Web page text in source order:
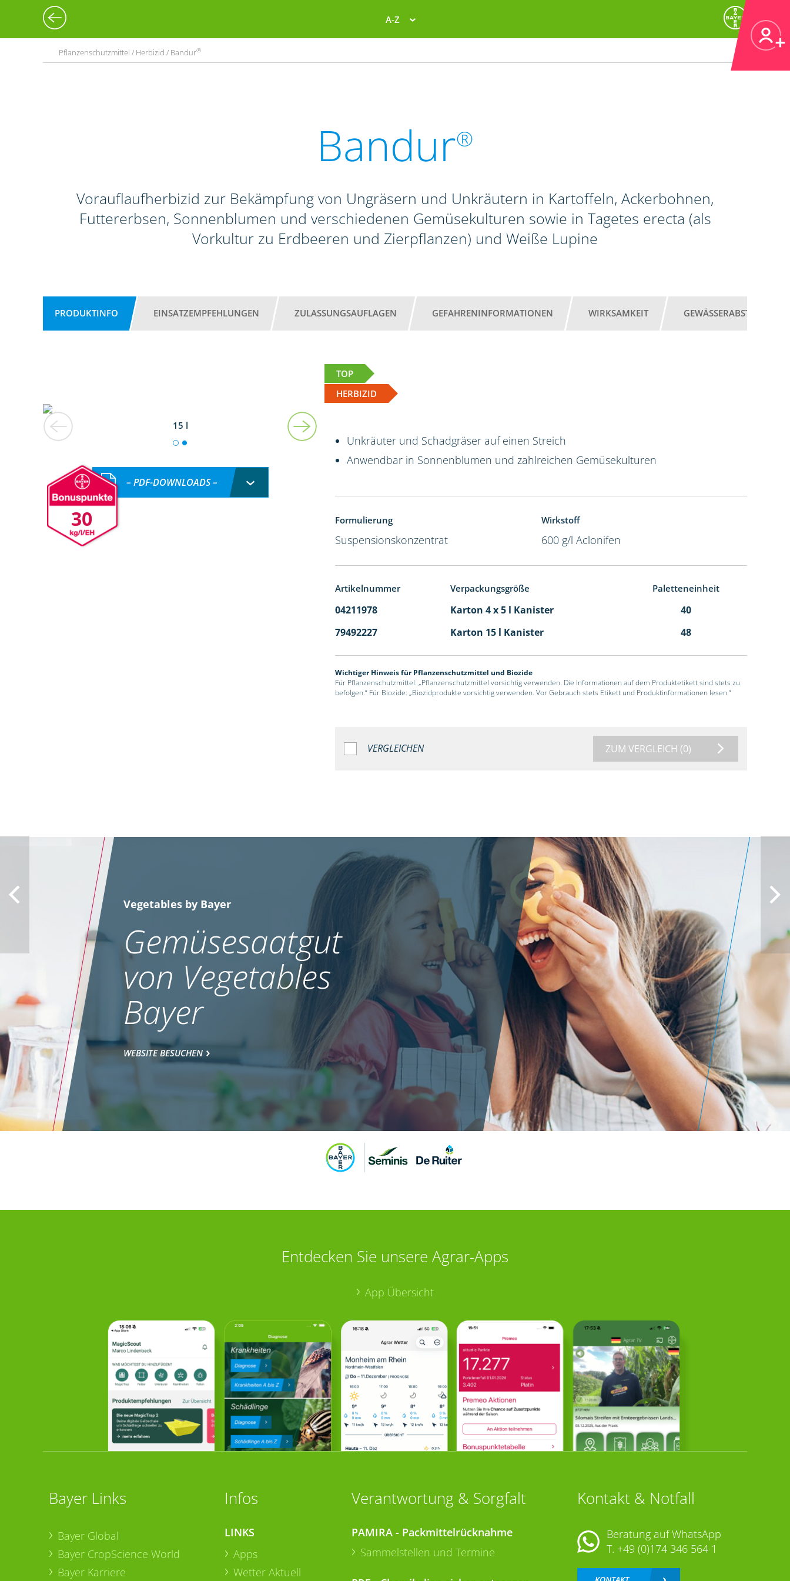
A-Z
Pflanzenschutzmittel / Herbizid / Bandur®
Bandur®
Vorauflaufherbizid zur Bekämpfung von Ungräsern und Unkräutern in Kartoffeln, Ackerbohnen,
Futtererbsen, Sonnenblumen und verschiedenen Gemüsekulturen sowie in Tagetes erecta (als
Vorkultur zu Erdbeeren und Zierpflanzen) und Weiße Lupine
PRODUKTINFO EINSATZEMPFEHLUNGEN ZULASSUNGSAUFLAGEN GEFAHRENINFORMATIONEN WIRKSAMKEIT GEWÄSSERABSTAND
TOP
HERBIZID
15 l
30
– PDF-DOWNLOADS –
Unkräuter und Schadgräser auf einen Streich
Anwendbar in Sonnenblumen und zahlreichen Gemüsekulturen
Formulierung
Suspensionskonzentrat
Wirkstoff
600 g/l Aclonifen
Artikelnummer Verpackungsgröße Paletteneinheit
04211978 Karton 4 x 5 l Kanister
40
79492227
Karton 15 l Kanister 48
Wichtiger Hinweis für Pflanzenschutzmittel und Biozide
Für Pflanzenschutzmittel: „Pflanzenschutzmittel vorsichtig verwenden. Die Informationen auf dem Produktetikett sind stets zu
befolgen.“ Für Biozide: „Biozidprodukte vorsichtig verwenden. Vor Gebrauch stets Etikett und Produktinformationen lesen.“
VERGLEICHEN ZUM VERGLEICH (0)
Vegetables by Bayer
Gemüsesaatgut
von Vegetables
Bayer
WEBSITE BESUCHEN
Entdecken Sie unsere Agrar-Apps
App Übersicht
Bayer Links
Bayer Global
Bayer CropScience World
Bayer Karriere
Infos
LINKS
Apps
Wetter Aktuell
Verantwortung & Sorgfalt
PAMIRA - Packmittelrücknahme
Sammelstellen und Termine
Kontakt & Notfall
Beratung auf WhatsApp
T. +49 (0)174 346 564 1